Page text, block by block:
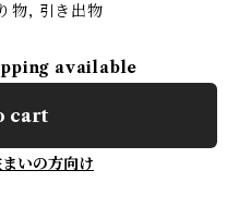
物, 引き出物
available
cart
いの方向け